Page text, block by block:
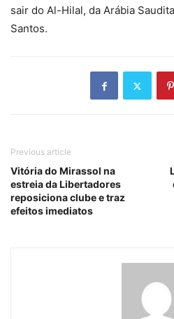
sair do Al-Hilal, da Arábia
Santos.
Previous article
Vitória do Mirassol na
estreia da Libertadores
reposiciona clube e traz
efeitos imediatos